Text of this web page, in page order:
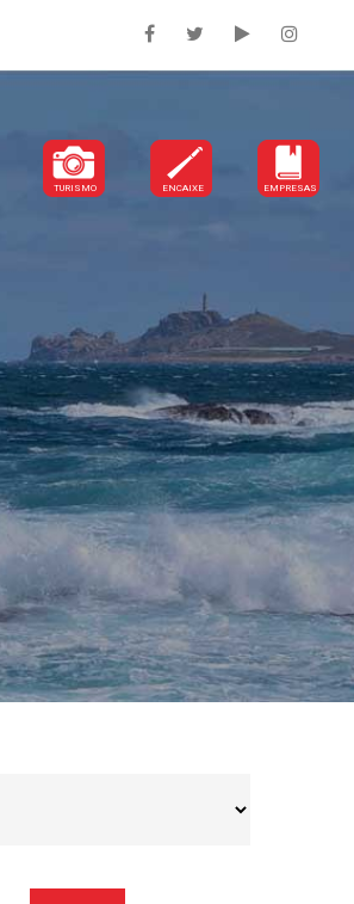
TURISMO ENCAIXE EMPRESAS